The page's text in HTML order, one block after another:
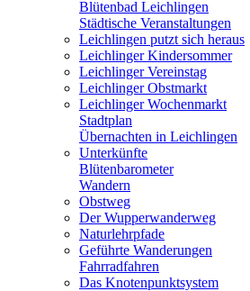
Blütenbad Leichlingen
Städtische Veranstaltungen
Leichlingen putzt sich heraus
Leichlinger Kindersommer
Leichlinger Vereinstag
Leichlinger Obstmarkt
Leichlinger Wochenmarkt
Stadtplan
Übernachten in Leichlingen
Unterkünfte
Blütenbarometer
Wandern
Obstweg
Der Wupperwanderweg
Naturlehrpfade
Geführte Wanderungen
Fahrradfahren
Das Knotenpunktsystem